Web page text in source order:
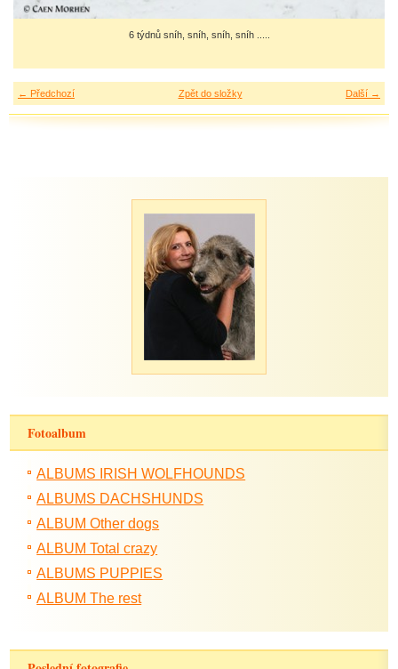
6 týdnů sníh, sníh, sníh, sníh .....
← Předchozí Další →
Zpět do složky
Fotoalbum
ALBUMS IRISH WOLFHOUNDS
ALBUMS DACHSHUNDS
ALBUM Other dogs
ALBUM Total crazy
ALBUMS PUPPIES
ALBUM The rest